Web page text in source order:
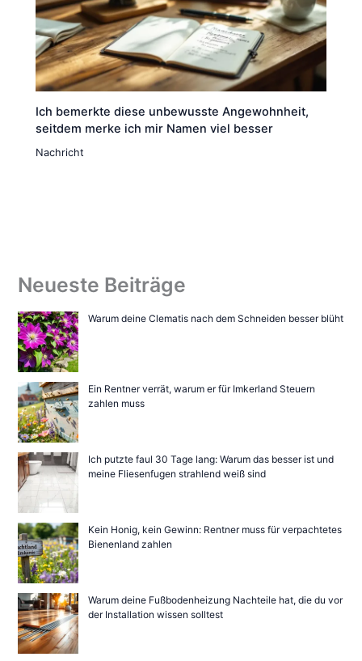
Ich bemerkte diese unbewusste Angewohnheit,
seitdem merke ich mir Namen viel besser
Nachricht
Neueste Beiträge
Warum deine Clematis nach dem Schneiden besser blüht
Ein Rentner verrät, warum er für Imkerland Steuern
zahlen muss
Ich putzte faul 30 Tage lang: Warum das besser ist und
meine Fliesenfugen strahlend weiß sind
Kein Honig, kein Gewinn: Rentner muss für verpachtetes
Bienenland zahlen
Warum deine Fußbodenheizung Nachteile hat, die du vor
der Installation wissen solltest